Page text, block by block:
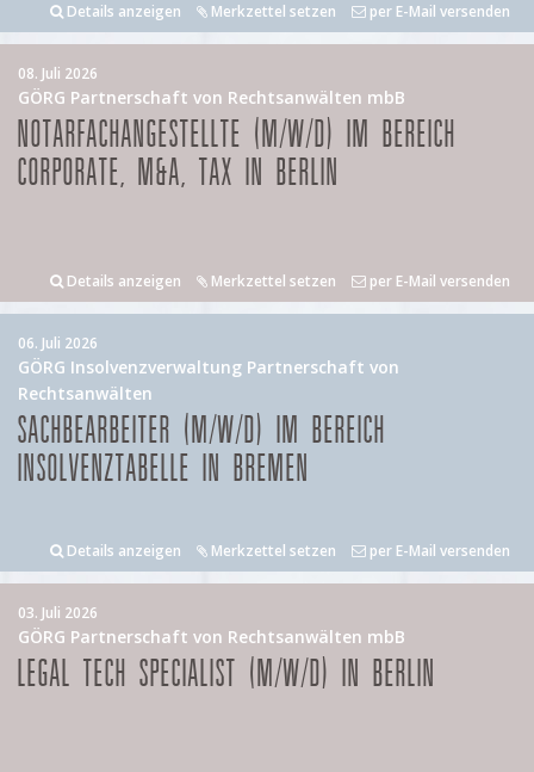
Details anzeigen Merkzettel setzen per E-Mail versenden
08. Juli 2026
GÖRG Partnerschaft von Rechtsanwälten mbB
NOTARFACHANGESTELLTE (M/W/D) IM BEREICH
CORPORATE, M&A, TAX IN BERLIN
Details anzeigen Merkzettel setzen per E-Mail versenden
06. Juli 2026
GÖRG Insolvenzverwaltung Partnerschaft von
Rechtsanwälten
SACHBEARBEITER (M/W/D) IM BEREICH
INSOLVENZTABELLE IN BREMEN
Details anzeigen Merkzettel setzen per E-Mail versenden
03. Juli 2026
GÖRG Partnerschaft von Rechtsanwälten mbB
LEGAL TECH SPECIALIST (M/W/D) IN BERLIN